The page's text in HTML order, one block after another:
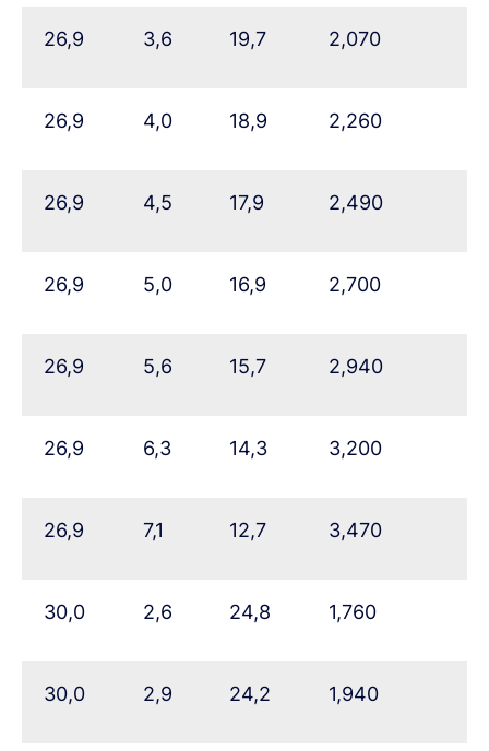
26,9 3,6 19,7 2,070
26,9 4,0 18,9 2,260
26,9 4,5 17,9 2,490
26,9 5,0 16,9 2,700
26,9 5,6 15,7 2,940
26,9 6,3 14,3 3,200
26,9 7,1 12,7 3,470
30,0 2,6 24,8 1,760
30,0 2,9 24,2 1,940